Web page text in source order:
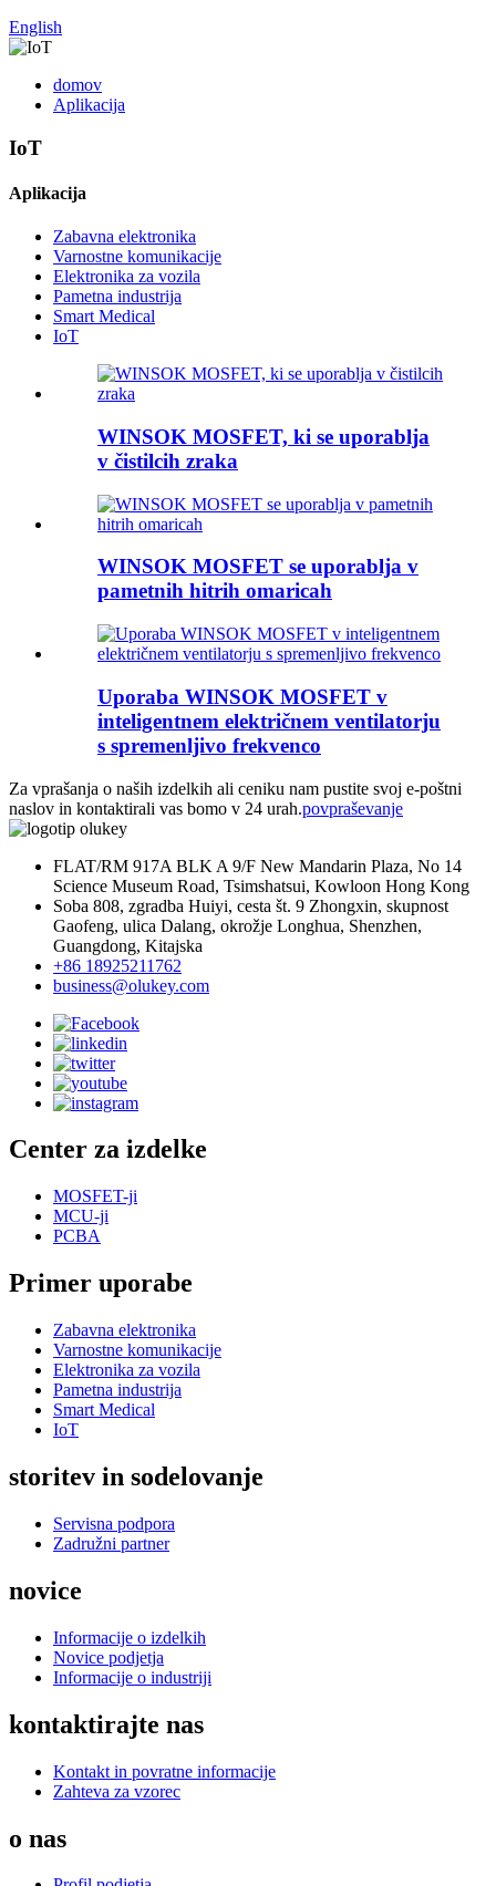
English
domov
Aplikacija
IoT
Aplikacija
Zabavna elektronika
Varnostne komunikacije
Elektronika za vozila
Pametna industrija
Smart Medical
IoT
WINSOK MOSFET, ki se uporablja
v čistilcih zraka
WINSOK MOSFET se uporablja v
pametnih hitrih omaricah
Uporaba WINSOK MOSFET v
inteligentnem električnem ventilatorju
s spremenljivo frekvenco
Za vprašanja o naših izdelkih ali ceniku nam pustite svoj e-poštni
naslov in kontaktirali vas bomo v 24 urah.povpraševanje
FLAT/RM 917A BLK A 9/F New Mandarin Plaza, No 14
Science Museum Road, Tsimshatsui, Kowloon Hong Kong
Soba 808, zgradba Huiyi, cesta št. 9 Zhongxin, skupnost
Gaofeng, ulica Dalang, okrožje Longhua, Shenzhen,
Guangdong, Kitajska
+86 18925211762
business@olukey.com
Center za izdelke
MOSFET-ji
MCU-ji
PCBA
Primer uporabe
Zabavna elektronika
Varnostne komunikacije
Elektronika za vozila
Pametna industrija
Smart Medical
IoT
storitev in sodelovanje
Servisna podpora
Zadružni partner
novice
Informacije o izdelkih
Novice podjetja
Informacije o industriji
kontaktirajte nas
Kontakt in povratne informacije
Zahteva za vzorec
o nas